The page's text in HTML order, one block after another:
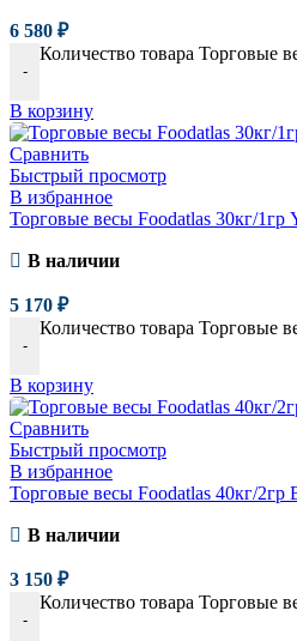
6 580 ₽
-
Количество товара Торговые
В корзину
Сравнить
Быстрый просмотр
В избранное
Торговые весы Foodatlas 30кг/1гр
В наличии
5 170 ₽
-
Количество товара Торговые
В корзину
Сравнить
Быстрый просмотр
В избранное
Торговые весы Foodatlas 40кг/2гр
В наличии
3 150 ₽
-
Количество товара Торговые